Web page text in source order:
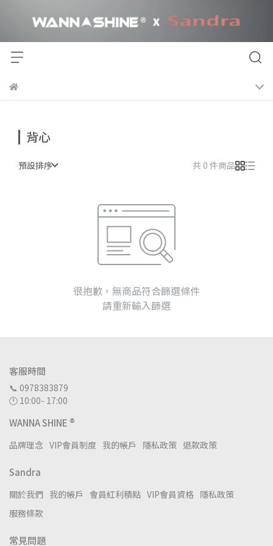
背心
預設排序 共 0 件商品
很抱歉，無商品符合篩選條件
請重新輸入篩選
客服時間
📞 0978383879
🕛 10:00- 17:00
WANNA SHINE ®
品牌理念 VIP會員制度 我的帳戶 隱私政策 退款政策
Sandra
關於我們 我的帳戶 會員紅利積點 VIP會員資格 隱私政策
服務條款
常見問題